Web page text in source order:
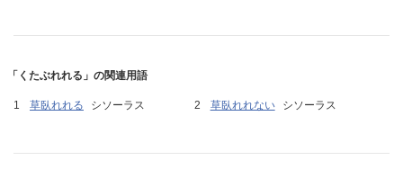
「くたぶれれる」の関連用語
草臥れれる シソーラス 草臥れれない シソーラス